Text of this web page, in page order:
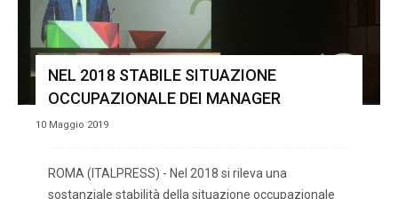
NEL 2018 STABILE SITUAZIONE
OCCUPAZIONALE DEI MANAGER
10 Maggio 2019
ROMA (ITALPRESS) - Nel 2018 si rileva una
sostanziale stabilità della situazione occupazionale